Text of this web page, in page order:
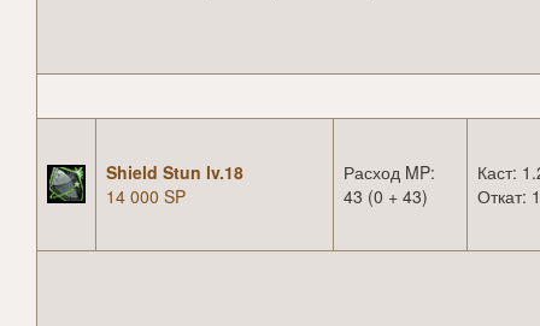
Shield Stun lv.18
14 000 SP
Расход MP:
43 (0 + 43)
Каст:
Откат: